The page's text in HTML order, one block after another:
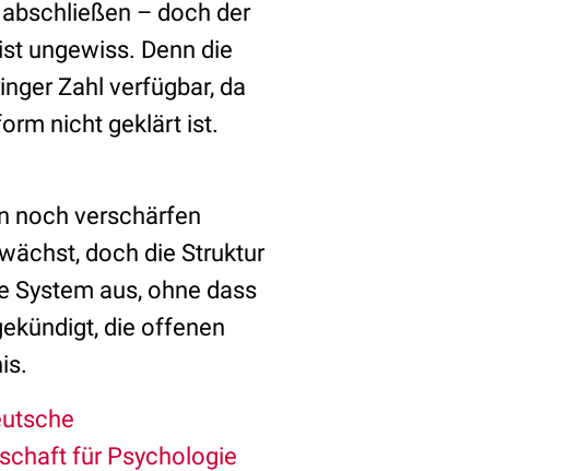
– doch der
ungewiss. Denn die
Zahl verfügbar, da
nicht geklärt ist.
noch verschärfen
doch die Struktur
System aus, ohne dass
die offenen
für Psychologie